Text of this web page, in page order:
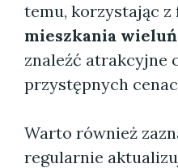
temu, korzystając z
mieszkania wieluń
znaleźć atrakcyjne
przystępnych
Warto również
regularnie